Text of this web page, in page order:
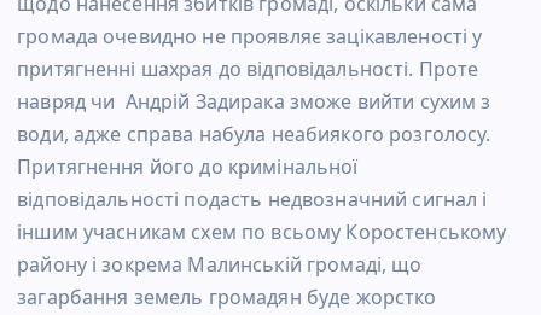
громада очевидно не проявляє зацікавленості у
притягненні шахрая до відповідальності. Проте
навряд чи Андрій Задирака зможе вийти сухим з
води, адже справа набула неабиякого розголосу.
Притягнення його до кримінальної
відповідальності подасть недвозначний сигнал і
іншим учасникам схем по всьому Коростенському
району і зокрема Малинській громаді, що
загарбання земель громадян буде жорстко